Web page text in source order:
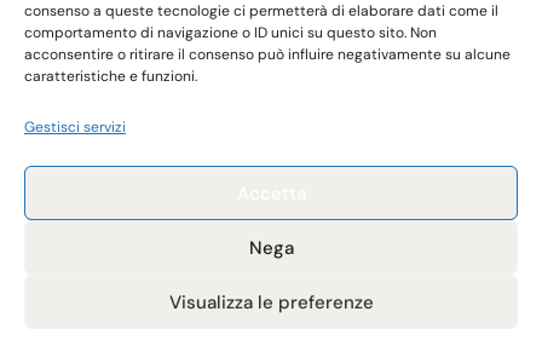
consenso a queste tecnologie ci permetterà di elaborare dati come il
comportamento di navigazione o ID unici su questo sito. Non
acconsentire o ritirare il consenso può influire negativamente su alcune
caratteristiche e funzioni.
Gestisci servizi
Nega
Visualizza le preferenze
Contatti
Quaderni
Instagram